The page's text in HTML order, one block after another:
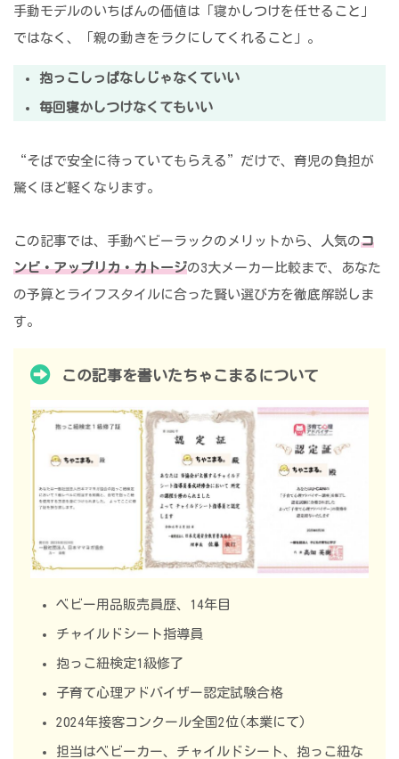
手動モデルのいちばんの価値は「寝かしつけを任せること」
ではなく、「親の動きをラクにしてくれること」。
抱っこしっぱなしじゃなくていい
毎回寝かしつけなくてもいい
“そばで安全に待っていてもらえる”だけで、育児の負担が
驚くほど軽くなります。
この記事では、手動ベビーラックのメリットから、人気のコ
ンビ・アップリカ・カトージの3大メーカー比較まで、あなた
の予算とライフスタイルに合った賢い選び方を徹底解説しま
す。
この記事を書いたちゃこまるについて
ベビー用品販売員歴、14年目
チャイルドシート指導員
抱っこ紐検定1級修了
子育て心理アドバイザー認定試験合格
2024年接客コンクール全国2位(本業にて)
担当はベビーカー、チャイルドシート、抱っこ紐な